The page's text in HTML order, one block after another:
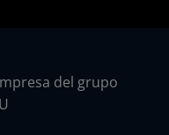
del grupo